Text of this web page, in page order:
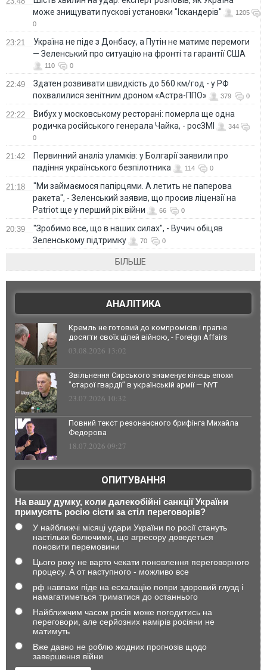
може знищувати пускові установки "Іскандерів"
1205
0
23:21
Україна не піде з Донбасу, а Путін не матиме перемоги
— Зеленський про ситуацію на фронті та гарантії США
110 0
22:49
Здатен розвивати швидкість до 560 км/год - у РФ
похвалилися зенітним дроном «Астра-ППО»
379 0
22:22
Вибух у московському ресторані: померла ще одна
родичка російського генерала Чайка, - росЗМІ
344
0
21:42
Первинний аналіз уламків: у Болгарії заявили про
падіння українського безпілотника
114 0
21:18
"Ми займаємося папірцями. А летить не паперова
ракета", - Зеленський заявив, що просив ліцензії на
Patriot ще у перший рік війни
66 0
20:39
"Зробимо все, що в наших силах", - Вучич обіцяв
Зеленському підтримку
70 0
БІЛЬШЕ
АНАЛІТИКА
Кремль не готовий до компромісів і прагне
досягти своїх цілей війною, - Foreign Affairs
03.08.2026 13:02
Звільнення Сирського знаменує кінець епохи
"старої гвардії" в українській армії — NYT
23.07.2026 10:32
Повний текст резонансного брифінга Михайла
Федорова
18.07.2026 09:27
ОПИТУВАННЯ
На вашу думку, коли далекобійні санкції України
примусять росію сісти за стіл переговорів?
У найближчі місяці удари України по росії стануть
настільки болючими, що агресору доведеться
поновити перемовини
Цього року не варто чекати поновлення переговорного
процесу. А от наступного - можливо все
рф навпаки піде на ескалацію попри здоровий глузд і
намагатиметься триматися до останнього
Найближчим часом росія може погодитись на
переговори, але серйозних намірів росіяни не
матимуть
Вже давно не роблю жодних прогнозів щодо
завершення війни